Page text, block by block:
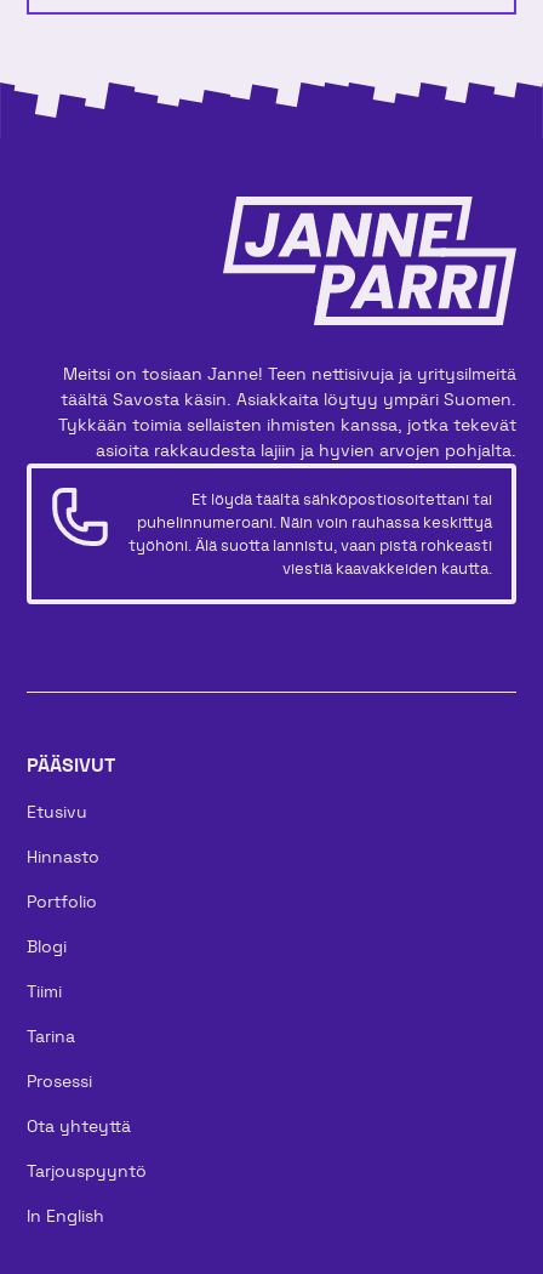
Meitsi on tosiaan Janne! Teen nettisivuja ja yritysilmeitä
täältä Savosta käsin. Asiakkaita löytyy ympäri Suomen.
Tykkään toimia sellaisten ihmisten kanssa, jotka tekevät
asioita rakkaudesta lajiin ja hyvien arvojen pohjalta.
Et löydä täältä sähköpostiosoitettani tai
puhelinnumeroani. Näin voin rauhassa keskittyä
työhöni. Älä suotta lannistu, vaan pistä rohkeasti
viestiä kaavakkeiden kautta.
PÄÄSIVUT
Etusivu
Hinnasto
Portfolio
Blogi
Tiimi
Tarina
Prosessi
Ota yhteyttä
Tarjouspyyntö
In English